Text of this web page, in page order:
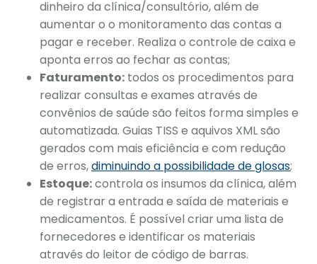
dinheiro da clínica/consultório, além de
aumentar o o monitoramento das contas a
pagar e receber. Realiza o controle de caixa e
aponta erros ao fechar as contas;
Faturamento: todos os procedimentos para
realizar consultas e exames através de
convênios de saúde são feitos forma simples e
automatizada. Guias TISS e aquivos XML são
gerados com mais eficiência e com redução
de erros,diminuindo a possibilidade de glosas;
Estoque:controla os insumos da clínica, além
de registrar a entrada e saída de materiais e
medicamentos. É possível criar uma lista de
fornecedores e identificar os materiais
através do leitor de código de barras.